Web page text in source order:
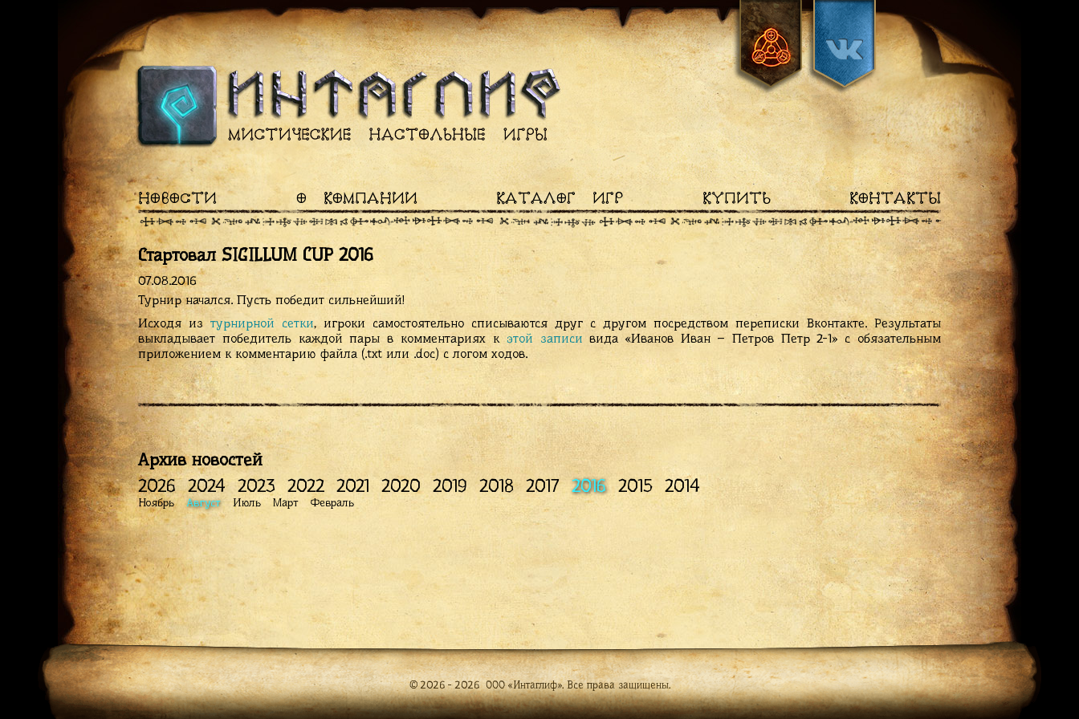
НОВОСТИ О КОМПАНИИ КАТАЛОГ ИГР КУПИТЬ КОНТАКТЫ
Стартовал SIGILLUM CUP 2016
07.08.2016
Турнир начался. Пусть победит сильнейший!
Исходя из турнирной сетки, игроки самостоятельно списываются друг с другом посредством переписки Вконтакте. Результаты
выкладывает победитель каждой пары в комментариях к этой записи вида «Иванов Иван – Петров Петр 2-1» с обязательным
приложением к комментарию файла (.txt или .doc) с логом ходов.
Архив новостей
2026 2024 2023 2022 2021 2020 2019 2018 2017 2016 2015 2014
Ноябрь Август Июль Март Февраль
© 2026 - 2026 ООО «Интаглиф». Все права защищены.